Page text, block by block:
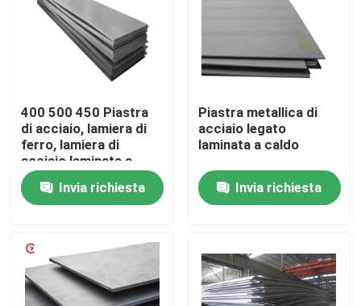
Giro della fabbrica
Contattaci
Richiedi un preventivo
Lamiera sottile di alluminio
bobina di alluminio dello strato
400 500 450 Piastra
di acciaio, lamiera di
ferro, lamiera di
acciaio laminata a
caldo, resistente
all'usura e al carbonio
Invia richiesta
Piastra metallica di
acciaio legato
laminata a caldo
Invia richiesta